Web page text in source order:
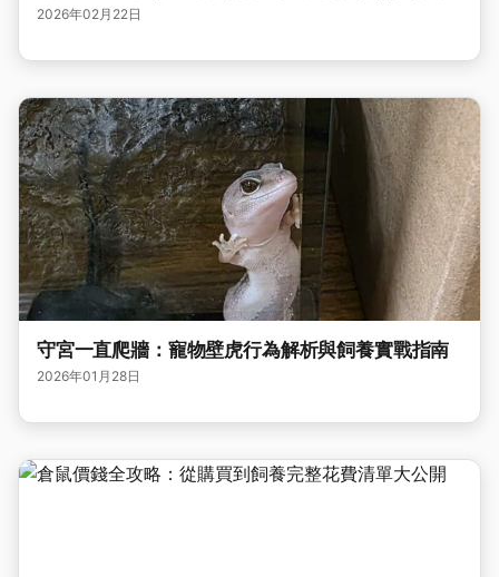
2026年02月22日
守宮一直爬牆：寵物壁虎行為解析與飼養實戰指南
2026年01月28日